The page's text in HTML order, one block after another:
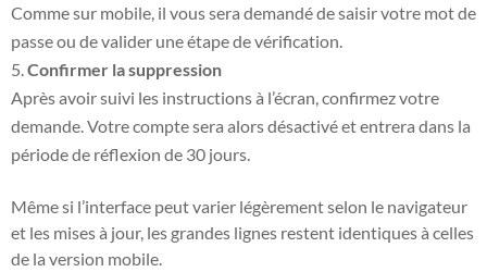
Comme sur mobile, il vous sera demandé de saisir votre mot de
passe ou de valider une étape de vérification.
Confirmer la suppression
Après avoir suivi les instructions à l’écran, confirmez votre
demande. Votre compte sera alors désactivé et entrera dans la
période de réflexion de 30 jours.
Même si l’interface peut varier légèrement selon le navigateur
et les mises à jour, les grandes lignes restent identiques à celles
de la version mobile.